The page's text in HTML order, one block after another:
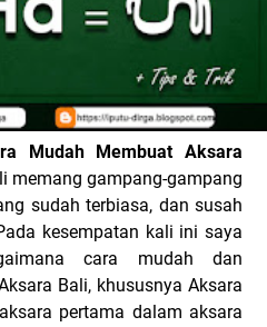
Mudah Membuat Aksara
memang gampang-gampang
sudah terbiasa, dan susah
kesempatan kali ini saya
cara mudah dan
Bali, khususnya Aksara
pertama dalam aksara